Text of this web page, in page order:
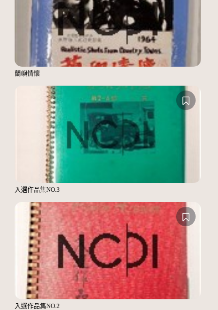
蘭嶼情懷
入選作品集NO.3
入選作品集NO.2